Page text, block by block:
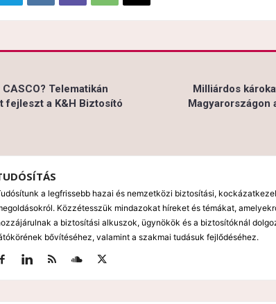
Telematikán
fejleszt a K&H Biztosító
Milliárdos
a legfrissebb hazai és nemzetközi biztosítási,
Közzétesszük mindazokat híreket és témákat,
a biztosítási alkuszok, ügynökök és a biztosítóknál
bővítéséhez, valamint a szakmai tudásuk fejlődéséhez.